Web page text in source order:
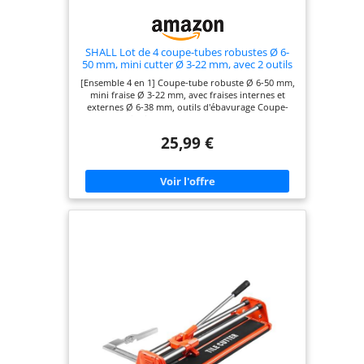
SHALL Lot de 4 coupe-tubes robustes Ø 6-
50 mm, mini cutter Ø 3-22 mm, avec 2 outils
d'ébavurage, convient pour
PVC/aluminium/cuivre
[Ensemble 4 en 1] Coupe-tube robuste Ø 6-50 mm,
mini fraise Ø 3-22 mm, avec fraises internes et
externes Ø 6-38 mm, outils d'ébavurage Coupe-
traité thermiquement et un boîtier en acier de
des matériaux lourds et durs tels que l'acier
inoxydable fin et tous les tubes, y compris
l'aluminium, le cuivre et le PVC. Rouleaux à
roulement à billes : 6 roulements à billes à double
Outils d'ébavurage : livré avec deux outils
d'ébavurage, qui peuvent optimiser la coupe des
tuyaux. Un ébavureur élimine les débris
transversaux et broie le tuyau en douceur à
l'intérieur et à l'extérieur. Gamme de coupe : cet
ensemble est particulièrement adapté pour
couper des tuyaux en acier, des tuyaux en cuivre
25,99 €